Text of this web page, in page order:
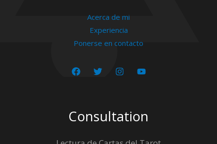
Acerca de mi
Experiencia
Ponerse en contacto
Consultation